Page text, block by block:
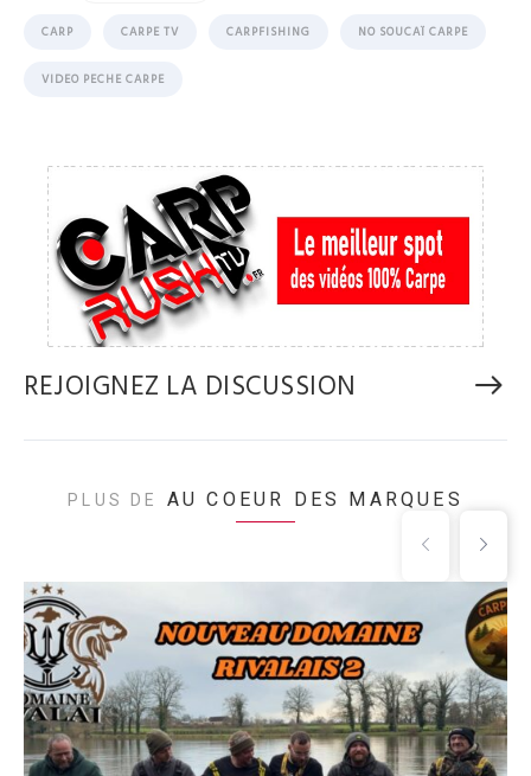
CARP CARPE TV CARPFISHING NO SOUCAÏ CARPE
VIDEO PECHE CARPE
REJOIGNEZ LA DISCUSSION
PLUS DE AU COEUR DES MARQUES